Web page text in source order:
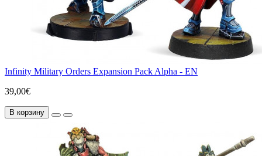
Infinity Military Orders Expansion Pack Alpha - EN
39,00€
В корзину